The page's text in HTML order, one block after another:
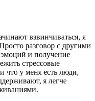
взвинчиваться, я
разговор с другими
и получение
стрессовые
что у меня есть люди,
я легче